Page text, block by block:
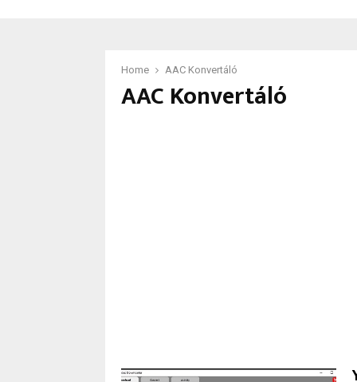
Home AAC Konvertáló
AAC Konvertáló